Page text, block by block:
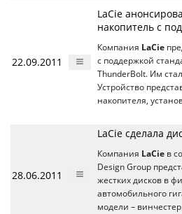
22.09.2011
LaCie
накопитель с
Компания LaCie
с поддержкой
ThunderBolt. Им
Устройство
накопителя,
28.06.2011
LaCie сделала
Компания LaCie в
Design Group
жестких дисков в
автомобильного
модели –